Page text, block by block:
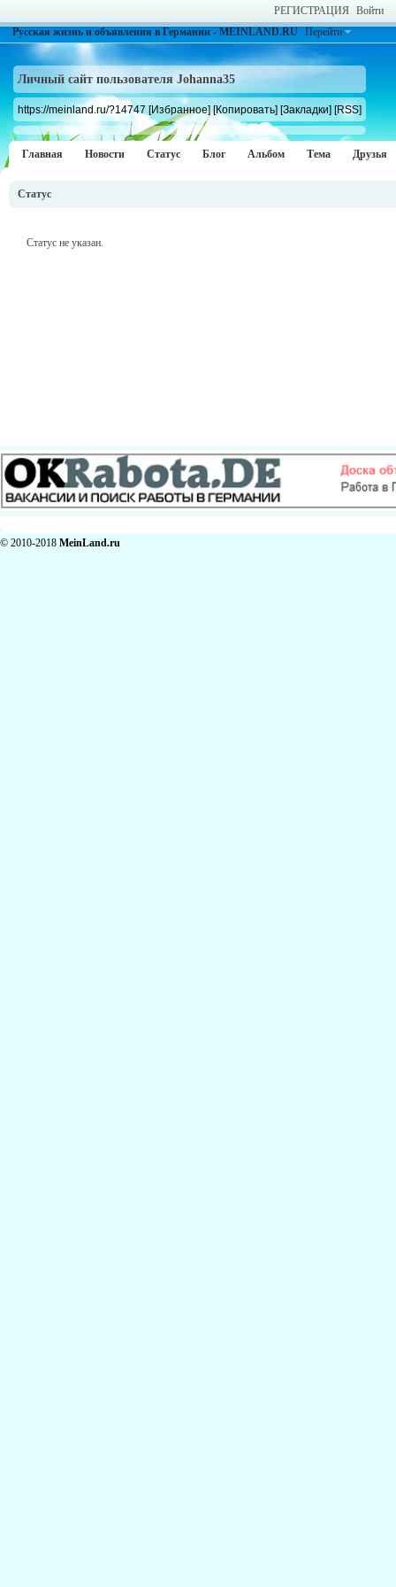
РЕГИСТРАЦИЯ Войти
Русская жизнь и объявления в Германии - MEINLAND.RU Перейти
Личный сайт пользователя Johanna35
https://meinland.ru/?14747 [Избранное] [Копировать] [Закладки] [RSS]
Главная Новости Статус Блог Альбом Тема Друзья
Статус
Статус не указан.
© 2010-2018 MeinLand.ru